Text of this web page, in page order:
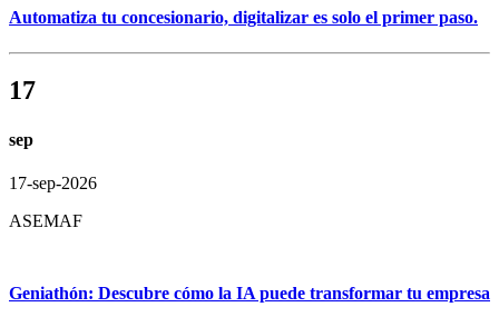
Automatiza tu concesionario, digitalizar es solo el primer paso.
17
sep
17-sep-2026
ASEMAF
Geniathón: Descubre cómo la IA puede transformar tu empresa